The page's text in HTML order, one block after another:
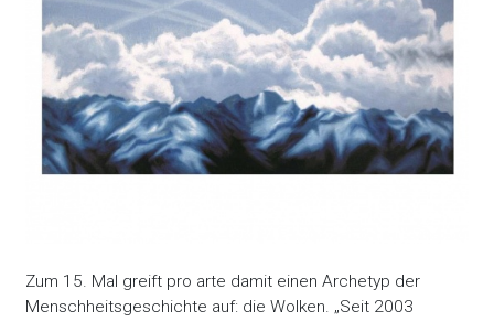
Zum 15. Mal greift pro arte damit einen Archetyp der
Menschheitsgeschichte auf: die Wolken. „Seit 2003